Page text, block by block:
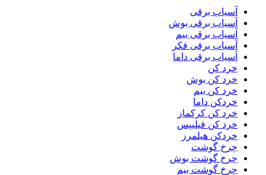
آسیاب برقی
آسیاب برقی بوش
آسیاب برقی بیم
آسیاب برقی فکر
آسیاب برقی داما
خرد کن
خرد کن بوش
خرد کن بیم
خردکن داما
خرد کن کرکماز
خرد کن فیلیپس
خردکن هیلمرز
چرخ گوشت
چرخ گوشت بوش
چرخ گوشت بیم